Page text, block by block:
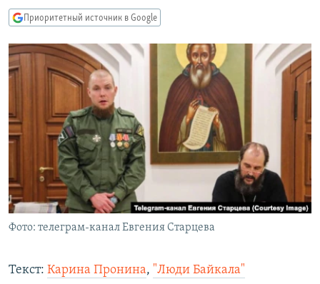
поиску
СЕВЕР.РЕАЛИИ
РАСПИСАНИЕ ВЕЩАНИЯ
ПОДПИШИТЕСЬ НА РАССЫЛКУ
СОЦИАЛЬНЫЕ СЕТИ
Все сайты РСЕ/РС
Приоритетный источник в Google
Фото: телеграм-канал Евгения Старцева
Текст: Карина Пронина, "Люди Байкала"